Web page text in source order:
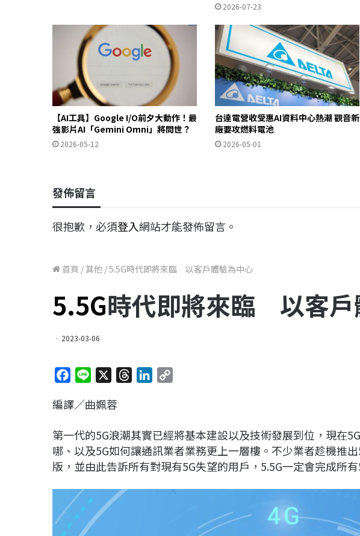
2026-07-23
【AI工具】Google I/O前夕大動作！最
強影片AI「Gemini Omni」將問世？
2026-05-12
台達電營收受惠AI資料中心熱潮 觀音新
廠要攻燃料電池
2026-05-01
發佈留言
很抱歉，必須登入網站才能發佈留言。